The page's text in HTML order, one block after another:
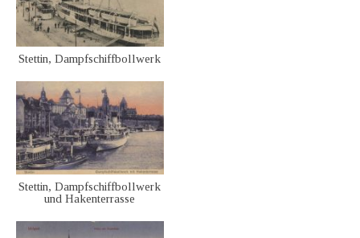
Stettin, Dampfschiffbollwerk
Stettin, Dampfschiffbollwerk
und Hakenterrasse